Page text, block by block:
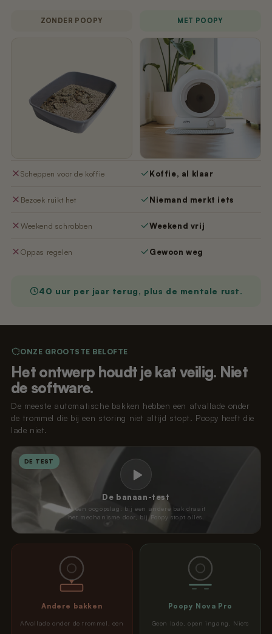
ZONDER POOPY MET POOPY
Scheppen voor de koffie Koffie, al klaar
Bezoek ruikt het Niemand merkt iets
Weekend schrobben Weekend vrij
Oppas regelen Gewoon weg
40 uur per jaar terug, plus de mentale rust.
ONZE GROOTSTE BELOFTE
Het ontwerp houdt je kat veilig. Niet
de software.
De meeste automatische bakken hebben een afvallade onder
de trommel die bij een storing niet altijd stopt. Poopy heeft die
lade niet.
DE TEST
De banaan-test
In een oogopslag: bij een andere bak draait
het mechanisme door, bij Poopy stopt alles.
Andere bakken
Afvallade onder de trommel, een
Poopy Nova Pro
Geen lade, open ingang. Niets